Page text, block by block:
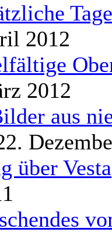
2012
2012
aus
über Vesta